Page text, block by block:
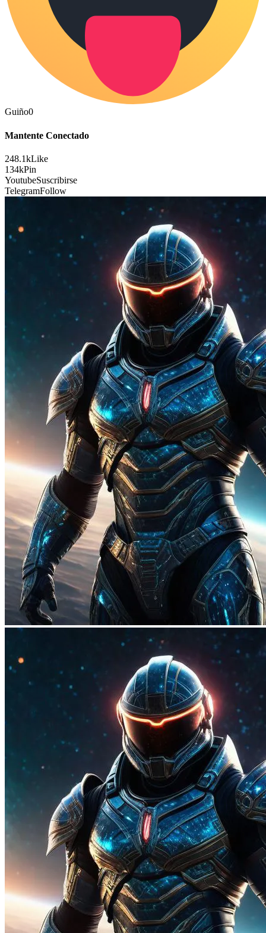
Guiño0
Mantente Conectado
248.1kLike
134kPin
YoutubeSuscribirse
TelegramFollow